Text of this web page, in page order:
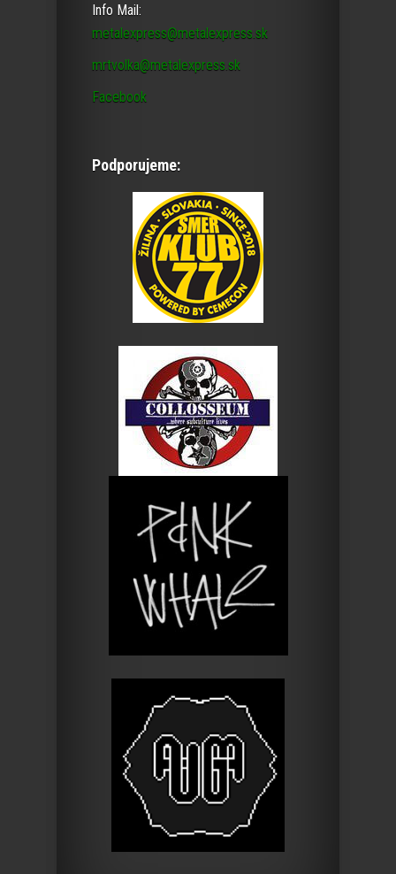
Info Mail:
metalexpress@metalexpress.sk
mrtvolka@metalexpress.sk
Facebook
Podporujeme: